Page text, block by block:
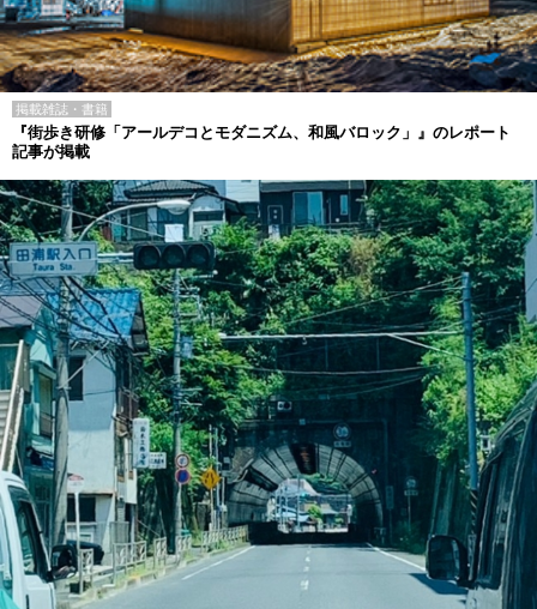
掲載雑誌・書籍
『街歩き研修「アールデコとモダニズム、和風バロック」』のレポート
記事が掲載